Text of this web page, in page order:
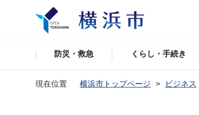
防災・救急 くらし・手続き
現在位置 横浜市トップページ ビジネス